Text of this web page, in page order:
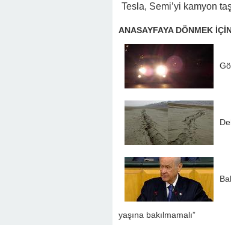
Tesla, Semi’yi kamyon
ANASAYFAYA DÖNMEK
yaşına bakılmamalı”